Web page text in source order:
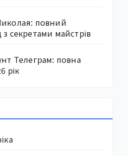
повний
секретами майстрів
Телеграм: повна
рік